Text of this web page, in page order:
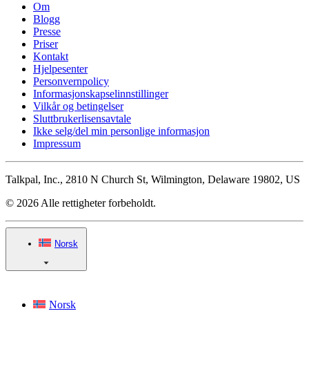
Om
Blogg
Presse
Priser
Kontakt
Hjelpesenter
Personvernpolicy
Informasjonskapselinnstillinger
Vilkår og betingelser
Sluttbrukerlisensavtale
Ikke selg/del min personlige informasjon
Impressum
Talkpal, Inc., 2810 N Church St, Wilmington, Delaware 19802, US
© 2026 Alle rettigheter forbeholdt.
Norsk
Norsk